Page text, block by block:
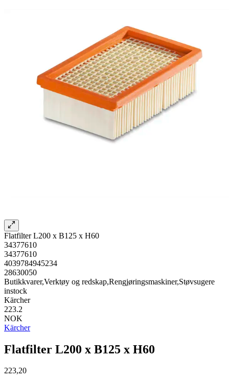
Flatfilter L200 x B125 x H60
34377610
34377610
4039784945234
28630050
Butikkvarer,Verktøy og redskap,Rengjøringsmaskiner,Støvsugere
instock
Kärcher
223.2
NOK
Kärcher
Flatfilter L200 x B125 x H60
223,20